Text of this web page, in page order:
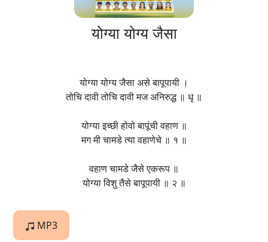
योग्या योग्य जैसा
योग्या योग्य जैसा असे बापूपायी ।
तोचि दावी तोचि दावी मज अनिरुद्ध ॥ धृ ॥
योग्या इच्छी होवो बापूंची वहाण ॥
मग मी चामडे त्या वहाणेचे ॥ १ ॥
वहाण चामडे जैसे एकरूप ॥
योग्या विशु तैसे बापूपायी ॥ २ ॥
MP3